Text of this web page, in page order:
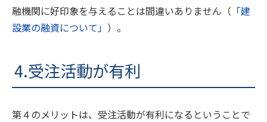
融機関に好印象を与えることは間違いありません（ 「建
設業の融資について」 ）。
4.受注活動が有利
第４のメリットは、受注活動が有利になるということで